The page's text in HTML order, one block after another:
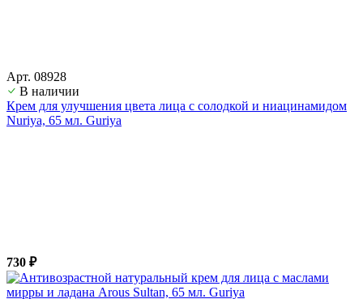
Арт. 08928
В наличии
Крем для улучшения цвета лица с солодкой и ниацинамидом
Nuriya, 65 мл. Guriya
730 ₽